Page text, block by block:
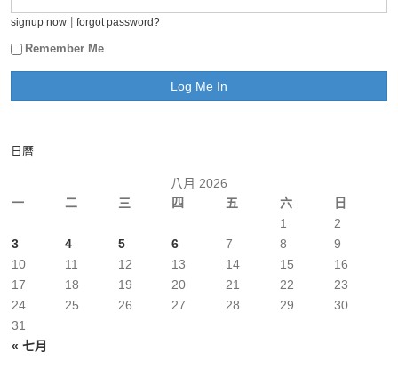
signup now forgot password?
Remember Me
日曆
八月 2026
一
二 三 四 五 六 日
« 七月
1
2
3
4 5 6 7 8
9
10
11 12 13 14 15
16
17
18 19 20 21 22
23
24
25 26 27 28 29
30
31